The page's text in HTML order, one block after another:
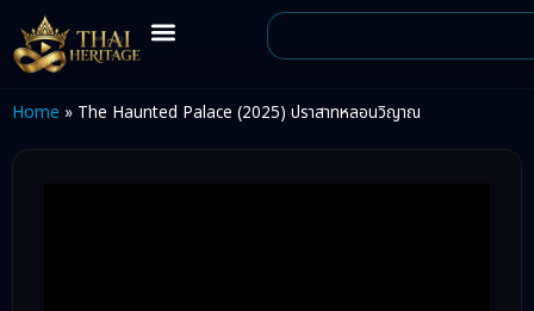
Home » The Haunted Palace (2025) ปราสาทหลอนวิญาณ